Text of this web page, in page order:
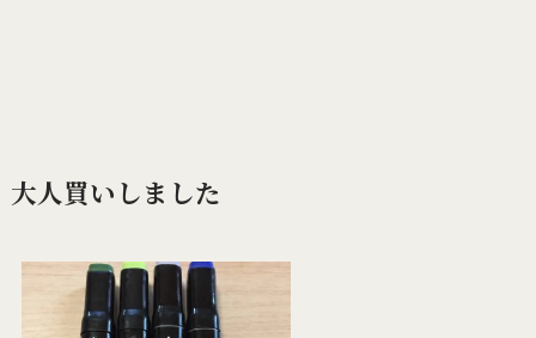
大人買いしました